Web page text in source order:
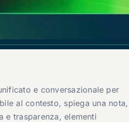
e conversazionale per
al contesto, spiega una nota,
e trasparenza, elementi